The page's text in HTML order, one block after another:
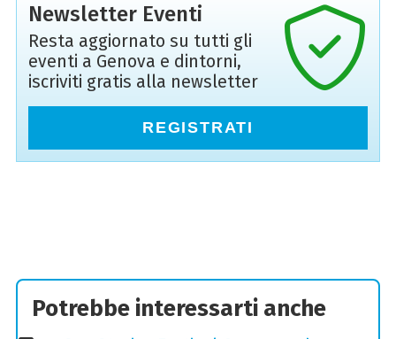
Newsletter Eventi
Resta aggiornato su tutti gli
eventi a Genova e dintorni,
iscriviti gratis alla newsletter
REGISTRATI
Potrebbe interessarti anche